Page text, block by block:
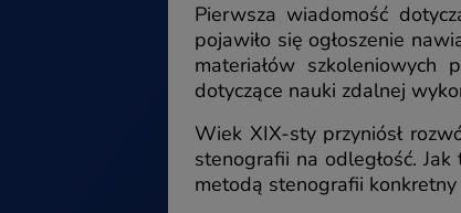
Pierwsza wiadomość
pojawiło się ogłoszenie
materiałów szkoleniowych
dotyczące nauki zdalnej
Wiek XIX-sty przyniósł
stenografii na odległość.
metodą stenografii